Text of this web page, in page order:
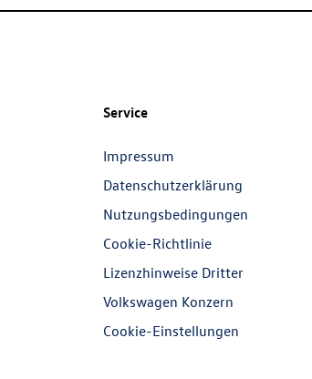
Service
Impressum
Datenschutzerklärung
Nutzungsbedingungen
Cookie-Richtlinie
Lizenzhinweise Dritter
Volkswagen Konzern
Cookie-Einstellungen